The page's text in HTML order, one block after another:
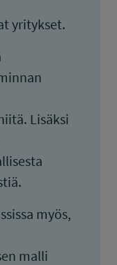
yritykset.
Lisäksi
myös,
malli